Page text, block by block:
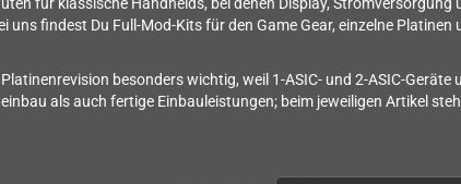
für klassische Handhelds, bei denen Display,
uns findest Du Full-Mod-Kits für den Game Gear, einzelne
besonders wichtig, weil 1-ASIC- und 2-ASIC-
als auch fertige Einbauleistungen; beim jeweiligen Artikel